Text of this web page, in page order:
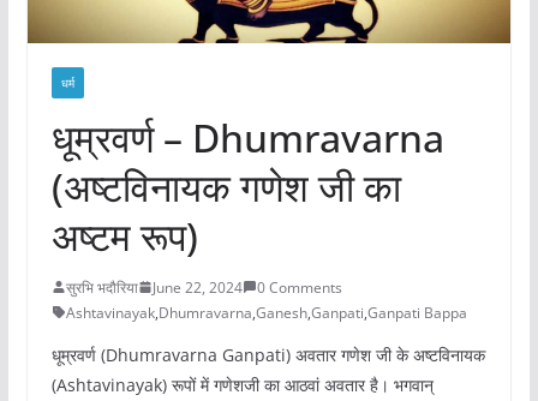
धर्म
धूम्रवर्ण – Dhumravarna
(अष्टविनायक गणेश जी का
अष्टम रूप)
सुरभि भदौरिया June 22, 2024
0 Comments
Ashtavinayak,Dhumravarna,Ganesh,Ganpati,Ganpati Bappa
धूम्रवर्ण (Dhumravarna Ganpati) अवतार गणेश जी के अष्टविनायक
(Ashtavinayak) रूपों में गणेशजी का आठवां अवतार है। भगवान्